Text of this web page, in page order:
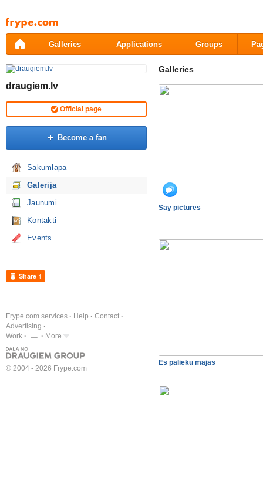
Pāriet
uz
saturu
Galleries Applications Groups
draugiem.lv
Official page
Become a fan
Sākumlapa
Galerija
Jaunumi
Kontakti
Events
Share 1
Frype.com services Help
Contact
Advertising
Work
More
© 2004 - 2026 Frype.com
Galleries
Say pictures
Es palieku mājās